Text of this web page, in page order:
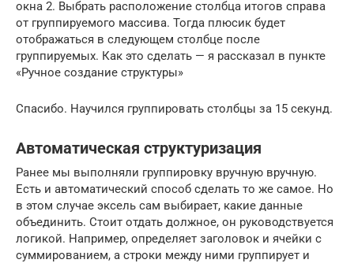
окна 2. Выбрать расположение столбца итогов справа
от группируемого массива. Тогда плюсик будет
отображаться в следующем столбце после
группируемых. Как это сделать — я рассказал в пункте
«Ручное создание структуры»
Спасибо. Научился группировать столбцы за 15 секунд.
Автоматическая структуризация
Ранее мы выполняли группировку вручную вручную.
Есть и автоматический способ сделать то же самое. Но
в этом случае эксель сам выбирает, какие данные
объединить. Стоит отдать должное, он руководствуется
логикой. Например, определяет заголовок и ячейки с
суммированием, а строки между ними группирует и